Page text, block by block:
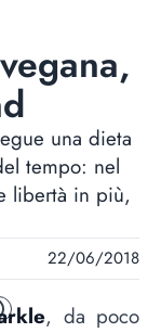
una dieta
tempo: nel
libertà in più,
22/06/2018
, da poco